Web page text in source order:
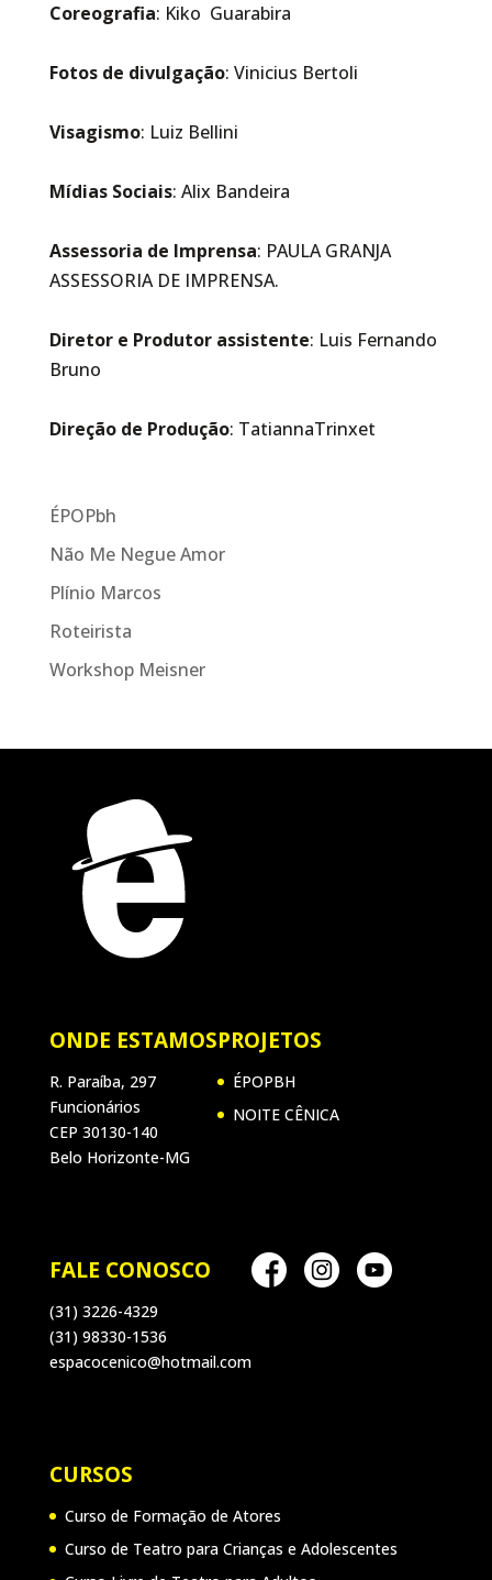
Coreografia: Kiko Guarabira
Fotos de divulgação: Vinicius Bertoli
Visagismo: Luiz Bellini
Mídias Sociais: Alix Bandeira
Assessoria de Imprensa: PAULA GRANJA
ASSESSORIA DE IMPRENSA.
Diretor e Produtor assistente: Luis Fernando
Bruno
Direção de Produção: TatiannaTrinxet
ÉPOPbh
Não Me Negue Amor
Plínio Marcos
Roteirista
Workshop Meisner
ONDE ESTAMOS
R. Paraíba, 297
Funcionários
CEP 30130-140
Belo Horizonte-MG
PROJETOS
ÉPOPBH
NOITE CÊNICA
FALE CONOSCO
(31) 3226-4329
(31) 98330-1536
espacocenico@hotmail.com
CURSOS
Curso de Formação de Atores
Curso de Teatro para Crianças e Adolescentes